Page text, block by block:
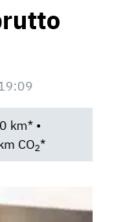
km* •
CO2*